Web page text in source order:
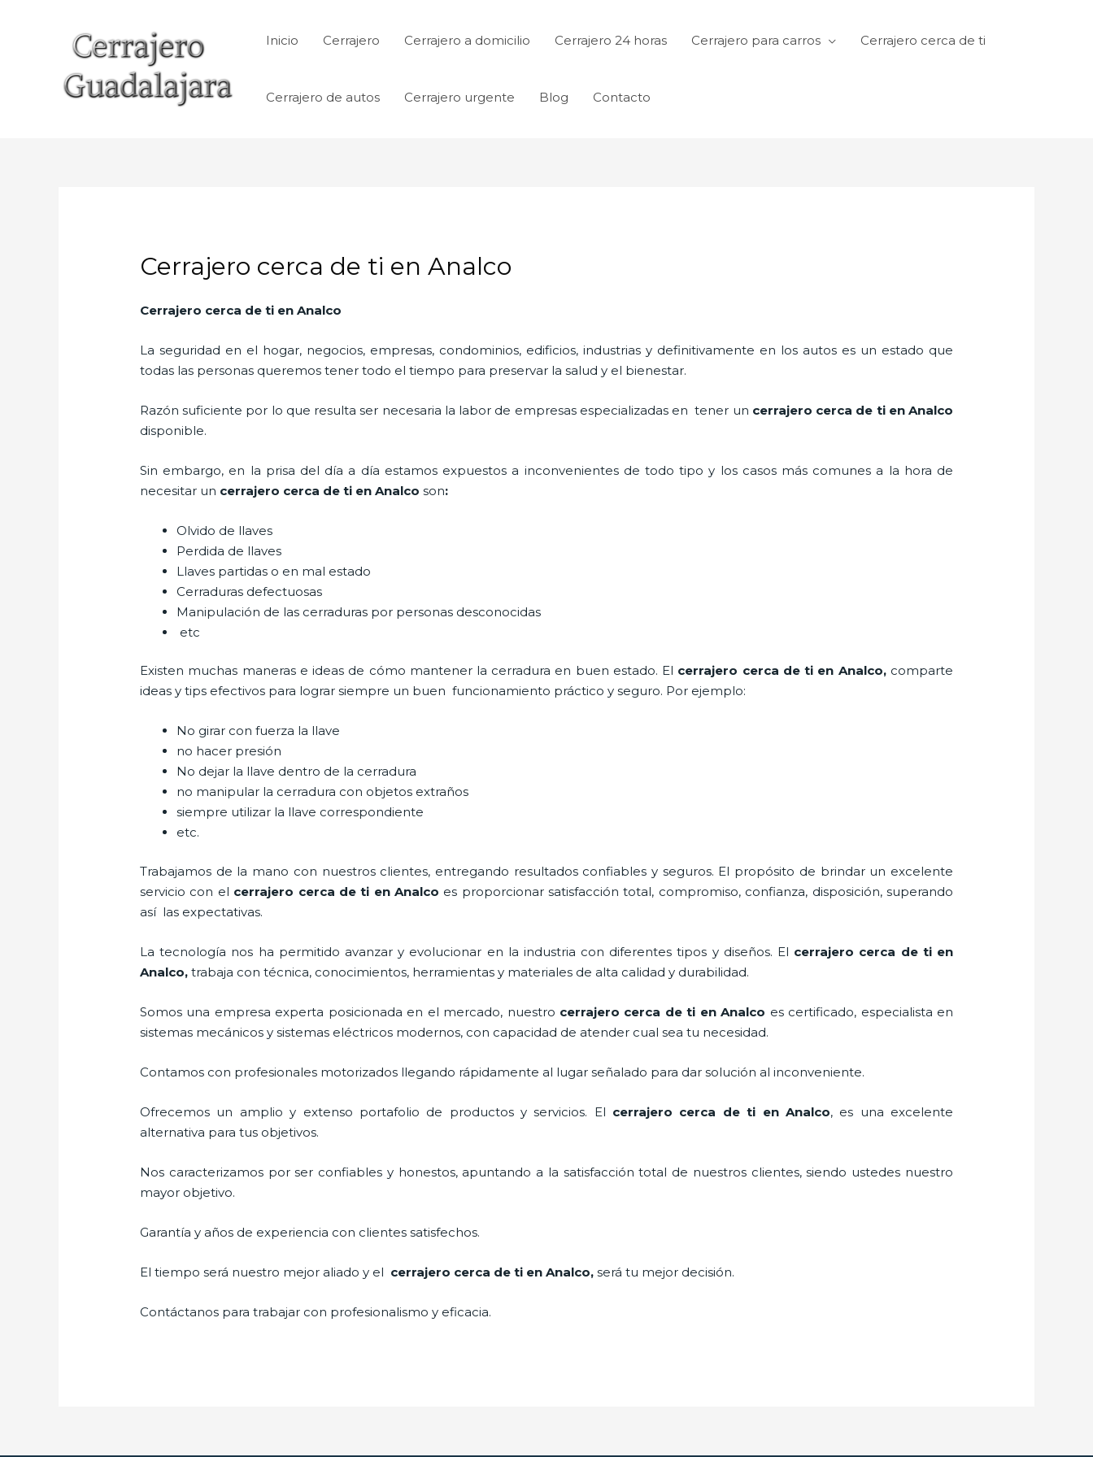
Inicio Cerrajero Cerrajero a domicilio Cerrajero 24 horas Cerrajero para carros Cerrajero cerca de ti
Cerrajero de autos Cerrajero urgente Blog Contacto
Cerrajero cerca de ti en Analco
Cerrajero cerca de ti en Analco
La seguridad en el hogar, negocios, empresas, condominios, edificios, industrias y definitivamente en los autos es un estado que
todas las personas queremos tener todo el tiempo para preservar la salud y el bienestar.
Razón suficiente por lo que resulta ser necesaria la labor de empresas especializadas en tener un cerrajero cerca de ti en Analco
disponible.
Sin embargo, en la prisa del día a día estamos expuestos a inconvenientes de todo tipo y los casos más comunes a la hora de
necesitar un cerrajero cerca de ti en Analco son:
Olvido de llaves
Perdida de llaves
Llaves partidas o en mal estado
Cerraduras defectuosas
Manipulación de las cerraduras por personas desconocidas
etc
Existen muchas maneras e ideas de cómo mantener la cerradura en buen estado. El cerrajero cerca de ti en Analco, comparte
ideas y tips efectivos para lograr siempre un buen funcionamiento práctico y seguro. Por ejemplo:
No girar con fuerza la llave
no hacer presión
No dejar la llave dentro de la cerradura
no manipular la cerradura con objetos extraños
siempre utilizar la llave correspondiente
etc.
Trabajamos de la mano con nuestros clientes, entregando resultados confiables y seguros. El propósito de brindar un excelente
servicio con el cerrajero cerca de ti en Analco es proporcionar satisfacción total, compromiso, confianza, disposición, superando
así las expectativas.
La tecnología nos ha permitido avanzar y evolucionar en la industria con diferentes tipos y diseños. El cerrajero cerca de ti en
Analco,trabaja con técnica, conocimientos, herramientas y materiales de alta calidad y durabilidad.
Somos una empresa experta posicionada en el mercado, nuestro cerrajero cerca de ti en Analco es certificado, especialista en
sistemas mecánicos y sistemas eléctricos modernos, con capacidad de atender cual sea tu necesidad.
Contamos con profesionales motorizados llegando rápidamente al lugar señalado para dar solución al inconveniente.
Ofrecemos un amplio y extenso portafolio de productos y servicios. El cerrajero cerca de ti en Analco, es una excelente
alternativa para tus objetivos.
Nos caracterizamos por ser confiables y honestos, apuntando a la satisfacción total de nuestros clientes, siendo ustedes nuestro
mayor objetivo.
Garantía y años de experiencia con clientes satisfechos.
El tiempo será nuestro mejor aliado y el cerrajero cerca de ti en Analco,será tu mejor decisión.
Contáctanos para trabajar con profesionalismo y eficacia.